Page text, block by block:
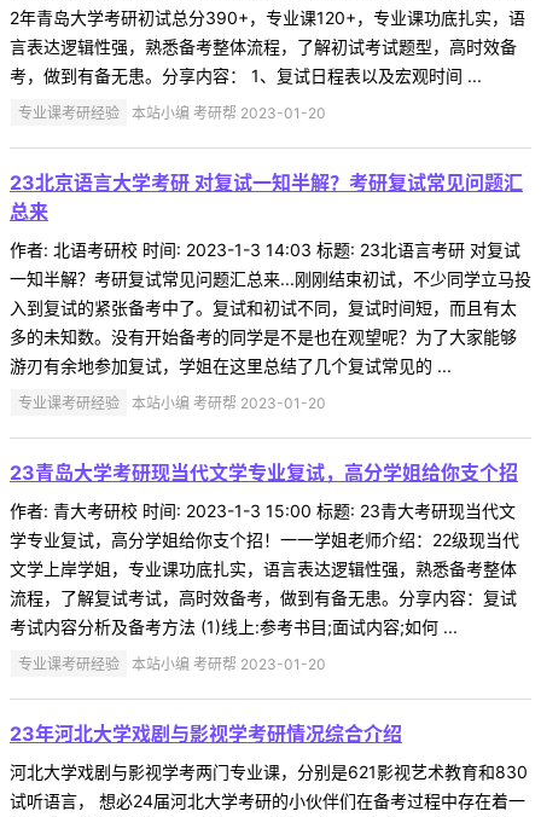
2年青岛大学考研初试总分390+，专业课120+，专业课功底扎实，语
言表达逻辑性强，熟悉备考整体流程，了解初试考试题型，高时效备
考，做到有备无患。分享内容： 1、复试日程表以及宏观时间 ...
专业课考研经验 本站小编 考研帮 2023-01-20
23北京语言大学考研 对复试一知半解？考研复试常见问题汇
总来
作者: 北语考研校 时间: 2023-1-3 14:03 标题: 23北语言考研 对复试
一知半解？考研复试常见问题汇总来...刚刚结束初试，不少同学立马投
入到复试的紧张备考中了。复试和初试不同，复试时间短，而且有太
多的未知数。没有开始备考的同学是不是也在观望呢？为了大家能够
游刃有余地参加复试，学姐在这里总结了几个复试常见的 ...
专业课考研经验 本站小编 考研帮 2023-01-20
23青岛大学考研现当代文学专业复试，高分学姐给你支个招
作者: 青大考研校 时间: 2023-1-3 15:00 标题: 23青大考研现当代文
学专业复试，高分学姐给你支个招！一一学姐老师介绍：22级现当代
文学上岸学姐，专业课功底扎实，语言表达逻辑性强，熟悉备考整体
流程，了解复试考试，高时效备考，做到有备无患。分享内容：复试
考试内容分析及备考方法 (1)线上:参考书目;面试内容;如何 ...
专业课考研经验 本站小编 考研帮 2023-01-20
23年河北大学戏剧与影视学考研情况综合介绍
河北大学戏剧与影视学考两门专业课，分别是621影视艺术教育和830
试听语言， 想必24届河北大学考研的小伙伴们在备考过程中存在着一